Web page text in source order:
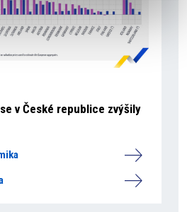
v České republice zvýšily